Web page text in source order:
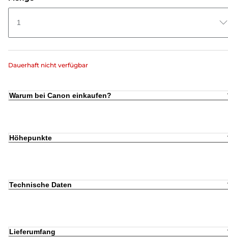
1
Dauerhaft nicht verfügbar
Warum bei Canon einkaufen?
Höhepunkte
Technische Daten
Lieferumfang